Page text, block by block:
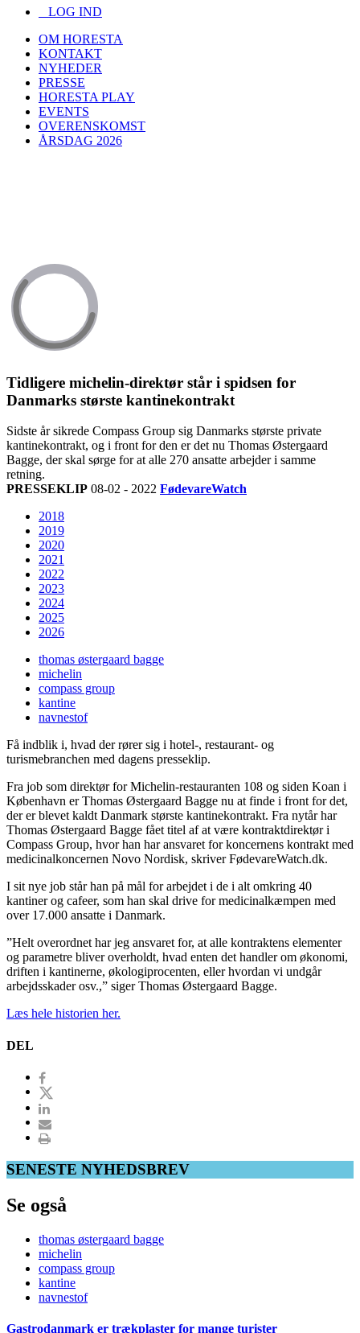
LOG IND
OM HORESTA
KONTAKT
NYHEDER
PRESSE
HORESTA PLAY
EVENTS
OVERENSKOMST
ÅRSDAG 2026
Tidligere michelin-direktør står i spidsen for
Danmarks største kantinekontrakt
Sidste år sikrede Compass Group sig Danmarks største private
kantinekontrakt, og i front for den er det nu Thomas Østergaard
Bagge, der skal sørge for at alle 270 ansatte arbejder i samme
retning.
PRESSEKLIP 08-02 - 2022 FødevareWatch
2018
2019
2020
2021
2022
2023
2024
2025
2026
thomas østergaard bagge
michelin
compass group
kantine
navnestof
Få indblik i, hvad der rører sig i hotel-, restaurant- og
turismebranchen med dagens presseklip.
Fra job som direktør for Michelin-restauranten 108 og siden Koan i
København er Thomas Østergaard Bagge nu at finde i front for det,
der er blevet kaldt Danmark største kantinekontrakt. Fra nytår har
Thomas Østergaard Bagge fået titel af at være kontraktdirektør i
Compass Group, hvor han har ansvaret for koncernens kontrakt med
medicinalkoncernen Novo Nordisk, skriver FødevareWatch.dk.
I sit nye job står han på mål for arbejdet i de i alt omkring 40
kantiner og cafeer, som han skal drive for medicinalkæmpen med
over 17.000 ansatte i Danmark.
”Helt overordnet har jeg ansvaret for, at alle kontraktens elementer
og parametre bliver overholdt, hvad enten det handler om økonomi,
driften i kantinerne, økologiprocenten, eller hvordan vi undgår
arbejdsskader osv.,” siger Thomas Østergaard Bagge.
Læs hele historien her.
DEL
SENESTE NYHEDSBREV
Se også
thomas østergaard bagge
michelin
compass group
kantine
navnestof
Gastrodanmark er trækplaster for mange turister